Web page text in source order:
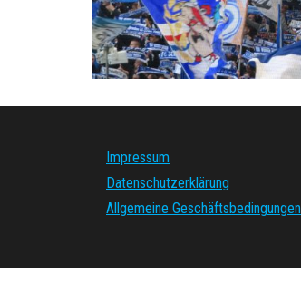
Impressum
Datenschutzerklärung
Allgemeine Geschäftsbedingungen